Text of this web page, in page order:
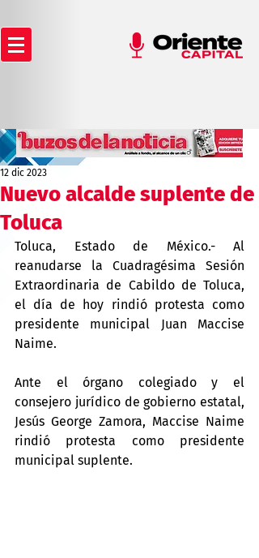
Nuevo alcalde suplente de
Toluca
12 dic 2023
Toluca, Estado de México.- Al
reanudarse la Cuadragésima Sesión
Extraordinaria de Cabildo de Toluca,
el día de hoy rindió protesta como
presidente municipal Juan Maccise
Naime.
Ante el órgano colegiado y el
consejero jurídico de gobierno estatal,
Jesús George Zamora, Maccise Naime
rindió protesta como presidente
municipal suplente.